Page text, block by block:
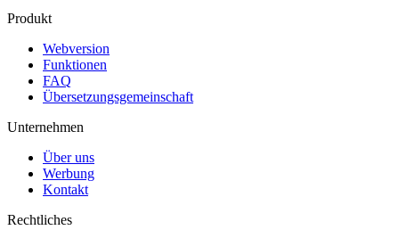
Produkt
Webversion
Funktionen
FAQ
Übersetzungsgemeinschaft
Unternehmen
Über uns
Werbung
Kontakt
Rechtliches